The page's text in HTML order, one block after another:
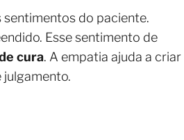
do paciente.
Esse sentimento de
cura. A empatia ajuda a criar
julgamento.